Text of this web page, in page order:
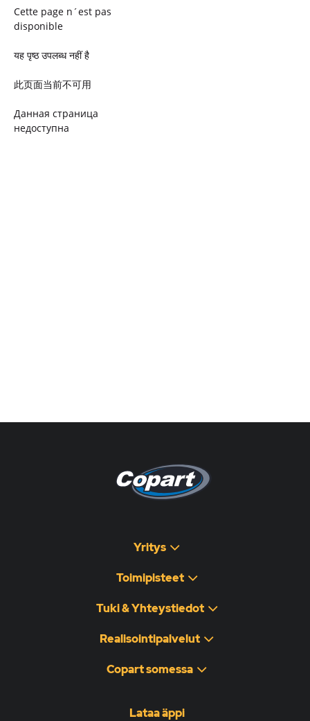
Cette page n´est pas
disponible
यह पृष्ठ उपलब्ध नहीं है
此页面当前不可用
Данная страница
недоступна
Yritys
Toimipisteet
Tuki & Yhteystiedot
Realisointipalvelut
Copart somessa
Lataa äppi